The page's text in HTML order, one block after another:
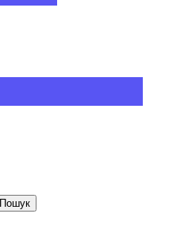
Пошук